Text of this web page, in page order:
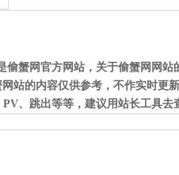
偷蟹网官方网站，关于偷蟹网网
站的内容仅供参考，不作实时更
、跳出等等，建议用站长工具去